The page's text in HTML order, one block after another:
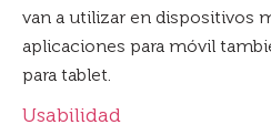
van a utilizar en dispositivos
aplicaciones para móvil
para tablet.
Usabilidad